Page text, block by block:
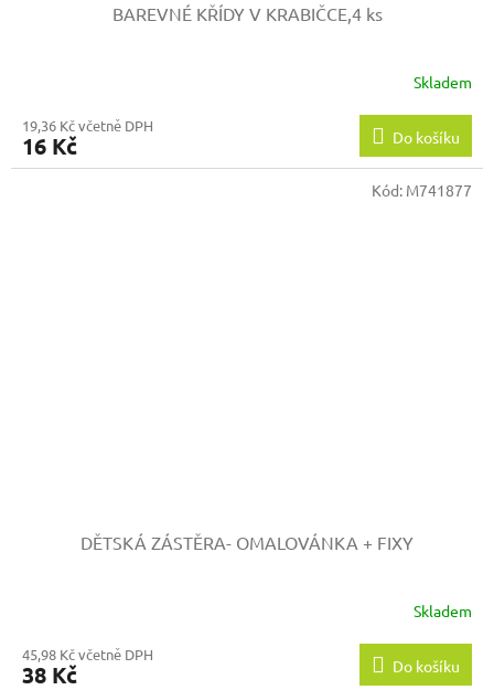
BAREVNÉ KŘÍDY V KRABIČCE,4 ks
Skladem
19,36 Kč včetně DPH
16 Kč Do košíku
DĚTSKÁ ZÁSTĚRA- OMALOVÁNKA + FIXY
Skladem
45,98 Kč včetně DPH
38 Kč Do košíku
Kód: M741877